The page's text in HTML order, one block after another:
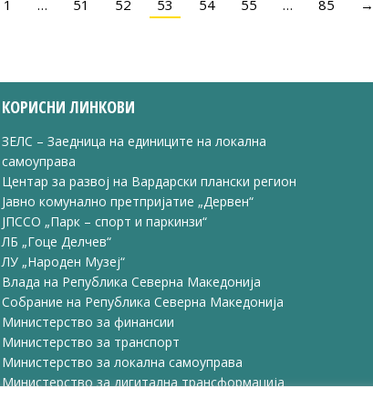
1 … 51 52 53 54 55 … 85 →
КОРИСНИ ЛИНКОВИ
ЗЕЛС – Заедница на единиците на локална
самоуправа
Центар за развој на Вардарски плански регион
Јавно комунално претпријатие „Дервен“
ЈПССО „Парк – спорт и паркинзи“
ЛБ „Гоце Делчев“
ЛУ „Народен Музеј“
Влада на Република Северна Македонија
Собрание на Република Северна Македонија
Министерство за финансии
Министерство за транспорт
Министерство за локална самоуправа
Министерство за дигитална трансформација